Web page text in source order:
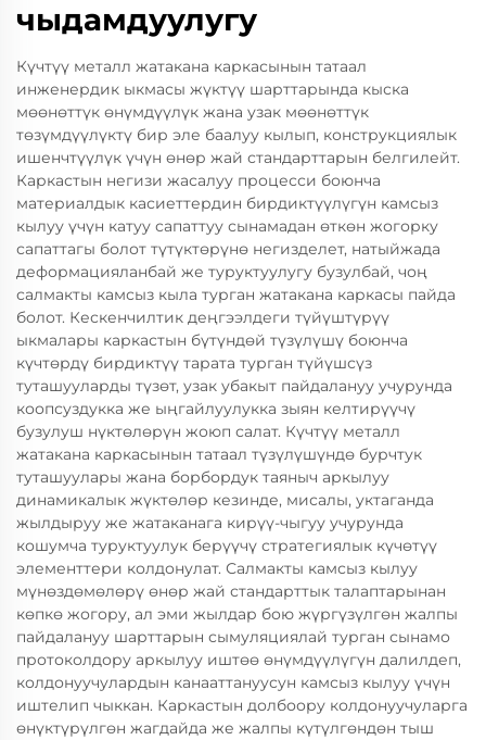
чыдамдуулугу
Күчтүү металл жатакана каркасынын татаал
инженердик ыкмасы жүктүү шарттарында кыска
мөөнөттүк өнүмдүүлүк жана узак мөөнөттүк
төзүмдүүлүктү бир эле баалуу кылып, конструкциялык
ишенчтүүлүк үчүн өнөр жай стандарттарын белгилейт.
Каркастын негизи жасалуу процесси боюнча
материалдык касиеттердин бирдиктүүлүгүн камсыз
кылуу үчүн катуу сапаттуу сынамадан өткөн жогорку
сапаттагы болот түтүктөрүнө негизделет, натыйжада
деформацияланбай же туруктуулугу бузулбай, чоң
салмакты камсыз кыла турган жатакана каркасы пайда
болот. Кескенчилтик деңгээлдеги түйүштүрүү
ыкмалары каркастын бүтүндөй түзүлүшү боюнча
күчтөрдү бирдиктүү тарата турган түйүшсүз
туташууларды түзөт, узак убакыт пайдалануу учурунда
коопсуздукка же ыңгайлуулукка зыян келтирүүчү
бузулуш нүктөлөрүн жоюп салат. Күчтүү металл
жатакана каркасынын татаал түзүлүшүндө бурчтук
туташуулары жана борбордук таяныч аркылуу
динамикалык жүктөлөр кезинде, мисалы, уктаганда
жылдыруу же жатаканага кирүү-чыгуу учурунда
кошумча туруктуулук берүүчү стратегиялык күчөтүү
элементтери колдонулат. Салмакты камсыз кылуу
мүнөздөмөлөрү өнөр жай стандарттык талаптарынан
көпкө жогору, ал эми жылдар бою жүргүзүлгөн жалпы
пайдалануу шарттарын сымуляциялай турган сынамо
протоколдору аркылуу иштөө өнүмдүүлүгүн далилдеп,
колдонуучулардын канааттануусун камсыз кылуу үчүн
иштелип чыккан. Каркастын долбоору колдонуучуларга
өнүктүрүлгөн жагдайда же жалпы күтүлгөндөн тыш